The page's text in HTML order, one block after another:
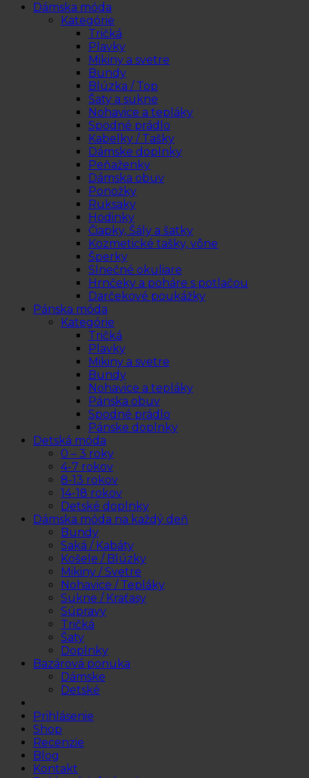
Dámska móda
Kategórie
Tričká
Plavky
Mikiny a svetre
Bundy
Blúzka / Top
Šaty a sukne
Nohavice a tepláky
Spodné prádlo
Kabelky / Tašky
Dámske doplnky
Peňaženky
Dámska obuv
Ponožky
Ruksaky
Hodinky
Čiapky, Šály a šatky
Kozmetické tašky, vône
Šperky
Slnečné okuliare
Hrnčeky a poháre s potlačou
Darčekové poukážky
Pánska móda
Kategórie
Tričká
Plavky
Mikiny a svetre
Bundy
Nohavice a tepláky
Pánska obuv
Spodné prádlo
Pánske doplnky
Detská móda
0 – 3 roky
4-7 rokov
8-13 rokov
14-18 rokov
Detské doplnky
Dámska móda na každý deň
Bundy
Saká / Kabáty
Košele / Blúzky
Mikiny / Svetre
Nohavice / Tepláky
Sukne / Kraťasy
Súpravy
Tričká
Šaty
Doplnky
Bazárová ponuka
Dámske
Detské
Prihlásenie
Shop
Recenzie
Blog
Kontakt